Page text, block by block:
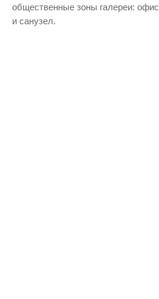
общественные зоны галереи:
и санузел.